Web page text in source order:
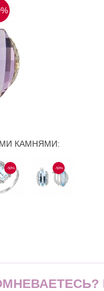
КАМНЯМИ:
-50% -50%